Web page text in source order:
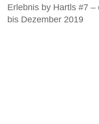
Erlebnis by Hartls #7
bis Dezember 2019